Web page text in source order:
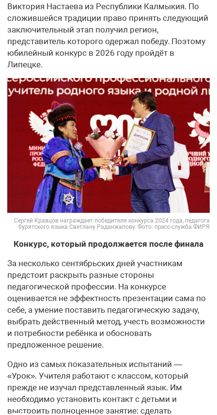
Виктория Настаева из Республики Калмыкия. По
сложившейся традиции право принять следующий
заключительный этап получил регион,
представитель которого одержал победу. Поэтому
юбилейный конкурс в 2026 году пройдёт в
Липецке.
Сергей Кравцов награждает победителя конкурса 2024 года, педагога
бурятского языка Светлану Раданжапову. Фото: пресс-служба ФИРЯ
Конкурс, который продолжается после финала
За несколько сентябрьских дней участникам
предстоит раскрыть разные стороны
педагогической профессии. На конкурсе
оценивается не эффектность презентации сама по
себе, а умение поставить педагогическую задачу,
выбрать действенный метод, учесть возможности
и потребности ребёнка и обосновать
предложенное решение.
Одно из самых показательных испытаний —
«Урок». Учителя работают с классом, который
прежде не изучал представленный язык. Им
необходимо установить контакт с детьми и
выстроить полноценное занятие: сделать